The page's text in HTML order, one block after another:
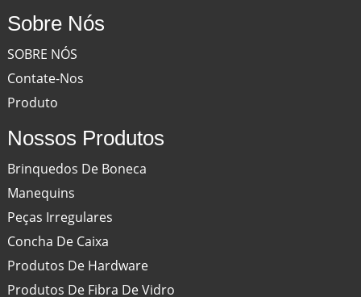
Sobre Nós
SOBRE NÓS
Contate-Nos
Produto
Nossos Produtos
Brinquedos De Boneca
Manequins
Peças Irregulares
Concha De Caixa
Produtos De Hardware
Produtos De Fibra De Vidro